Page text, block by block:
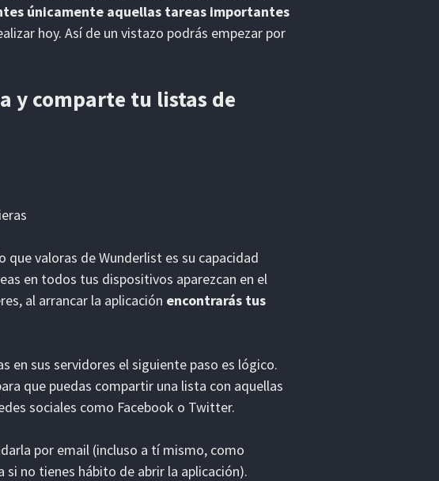
únicamente aquellas tareas importantes
hoy. Así de un vistazo podrás empezar por
y comparte tu listas de
valoras de Wunderlist es su capacidad
en todos tus dispositivos aparezcan en el
al arrancar la aplicación encontrarás tus
en sus servidores el siguiente paso es lógico.
que puedas compartir una lista con aquellas
sociales como Facebook o Twitter.
por email (incluso a tí mismo, como
no tienes hábito de abrir la aplicación).